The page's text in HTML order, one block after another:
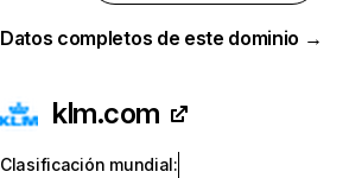
Datos completos de este dominio →
klm.com
Clasificación mundial: